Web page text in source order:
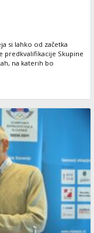
si lahko od začetka
predkvalifikacije Skupine
na katerih bo